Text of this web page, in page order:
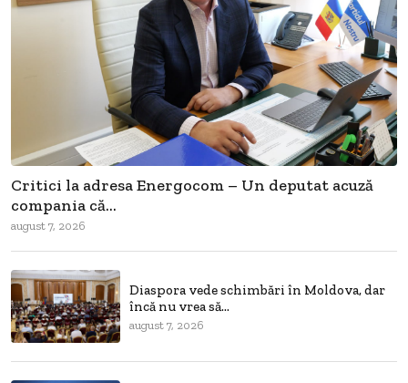
Critici la adresa Energocom – Un deputat acuză
compania că...
august 7, 2026
Diaspora vede schimbări în Moldova, dar
încă nu vrea să...
august 7, 2026